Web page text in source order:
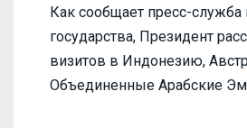
Как сообщает пресс-служба
государства, Президент
визитов в Индонезию,
Объединенные Арабские